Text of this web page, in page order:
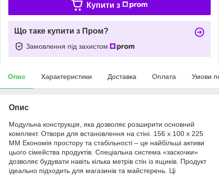
Купити з
Що таке купити з Пром?
Замовлення під захистом
Опис Характеристики Доставка Оплата Умови
Опис
Модульна конструкція, яка дозволяє розширити основний
комплект. Отвори для встановлення на стіні. 156 x 100 x 225
ММ Економія простору та стабільності – це найбільші активи
цього сімейства продуктів. Спеціальна система «заскочки»
дозволяє будувати навіть кілька метрів стін із ящиків. Продукт
ідеально підходить для магазинів та майстерень. Ці